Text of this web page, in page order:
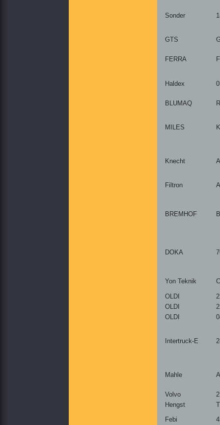
Sonder
GTS
FERRA
Haldex
BLUMAQ
MILES
Knecht
Filtron
BREMHOF
DOKA
Yon Teknik
OLDI
OLDI
OLDI
Intertruck-E
Mahle
Volvo
Hengst
Febi